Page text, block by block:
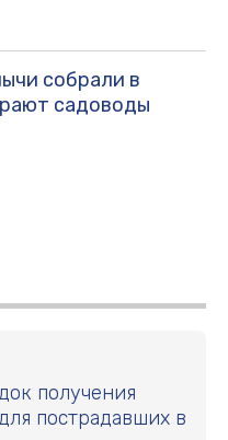
собрали в
садоводы
получения
пострадавших в